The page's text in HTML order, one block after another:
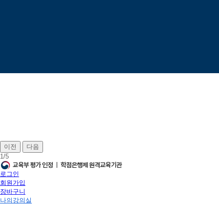
이전
다음
1/5
로그인
회원가입
장바구니
나의강의실